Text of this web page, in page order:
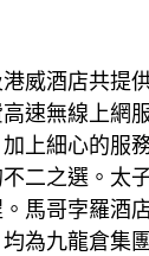
威酒店共提
速無線上網
上細心的服
二之選。太
馬哥孛羅酒
為九龍倉集